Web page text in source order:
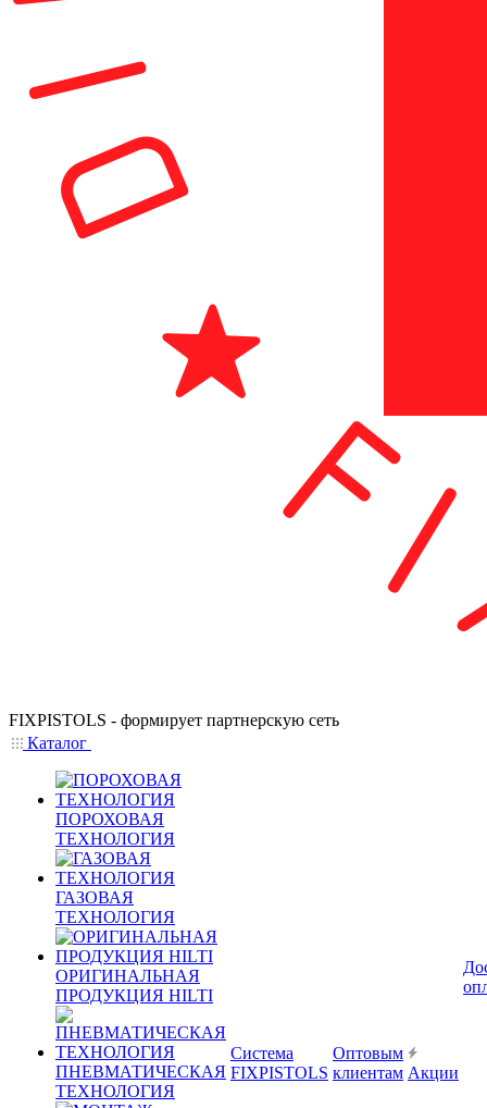
FIXPISTOLS - формирует партнерскую сеть
Каталог
ПОРОХОВАЯ
ТЕХНОЛОГИЯ
ГАЗОВАЯ
ТЕХНОЛОГИЯ
ОРИГИНАЛЬНАЯ
ПРОДУКЦИЯ HILTI
ПНЕВМАТИЧЕСКАЯ
ТЕХНОЛОГИЯ
Система
FIXPISTOLS
Оптовым
клиентам Акции